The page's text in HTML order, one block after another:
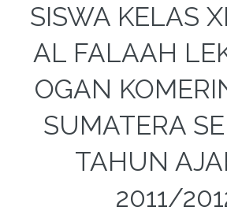
SISWA KELAS
AL FALAAH
OGAN
SUMATERA
TAHUN
2011/